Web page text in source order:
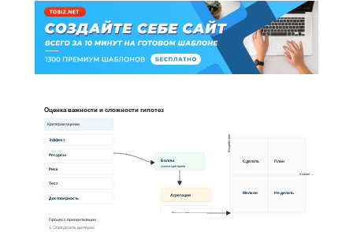
Оценка важности и сложности гипотез
Критерии оценки
Эффект
Ресурсы
Риск
Тест
Достоверность
Баллы
сумма критериев
Агрегация
Команда
Сделать План
Мелкое Не делать
Усилия →
Воздействие
Процесс приоритизации
1. Определить критерии